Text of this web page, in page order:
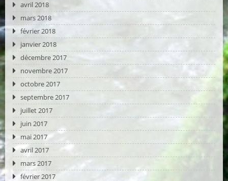
avril 2018
mars 2018
février 2018
janvier 2018
décembre 2017
novembre 2017
octobre 2017
septembre 2017
juillet 2017
juin 2017
mai 2017
avril 2017
mars 2017
février 2017